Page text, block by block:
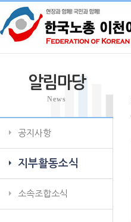
알림마당
News
공지사항
지부활동소식
소속조합소식